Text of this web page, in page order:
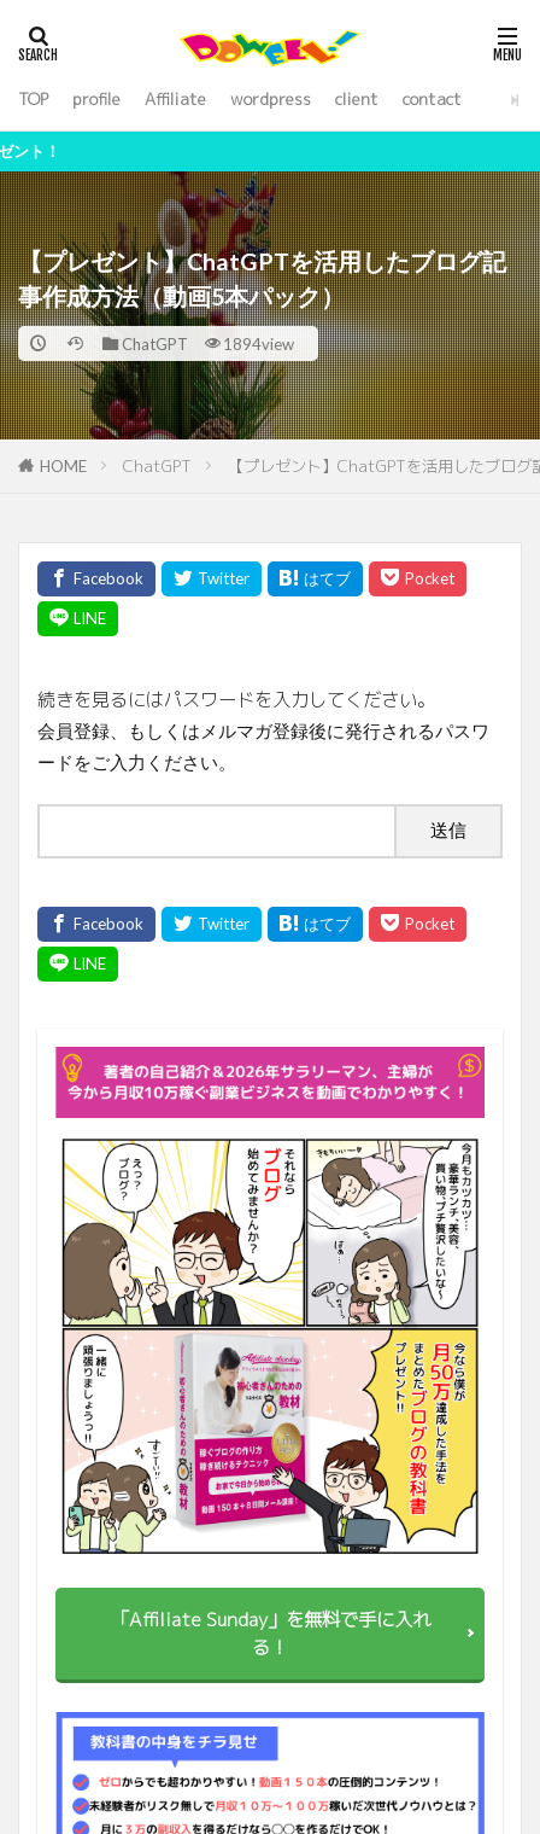
TOP profile Affiliate wordpress client contact
【プレゼント】ChatGPTを活用したブログ記
事作成方法（動画5本パック）
ChatGPT 1894view
HOME ChatGPT 【プレゼント】ChatGPTを活用したブロ
続きを見るにはパスワードを入力してください。
会員登録、もしくはメルマガ登録後に発行されるパスワ
ードをご入力ください。
「Affiliate Sunday」を無料で手に入れ
る！
カテゴリー
検索